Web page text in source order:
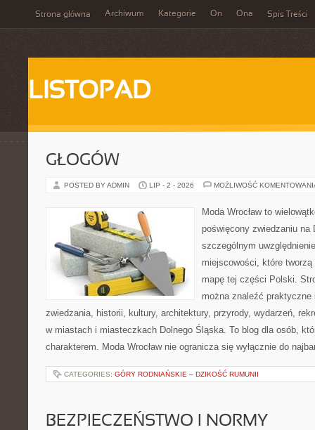
Strona główna Archiwum Kategorie On Ona Spis Treści
LISTOPAD
GŁOGÓW
POSTED BY ADMIN LIP - 2 - 2026 MOŻLIWOŚĆ
Moda Wrocław to
poświęcony zwiedzaniu na
szczególnym
miejscowości, które
mapę tej części Polski.
można znaleźć
zwiedzania, historii, kultury, architektury, przyrody, wydarzeń,
w miastach i miasteczkach Dolnego Śląska. To blog dla osób,
charakterem. Moda Wrocław nie ogranicza się wyłącznie do
CATEGORIES: GÓRY RODNIAŃSKIE – DZIKOŚĆ RUMUNII
BEZPIECZEŃSTWO I NORMY